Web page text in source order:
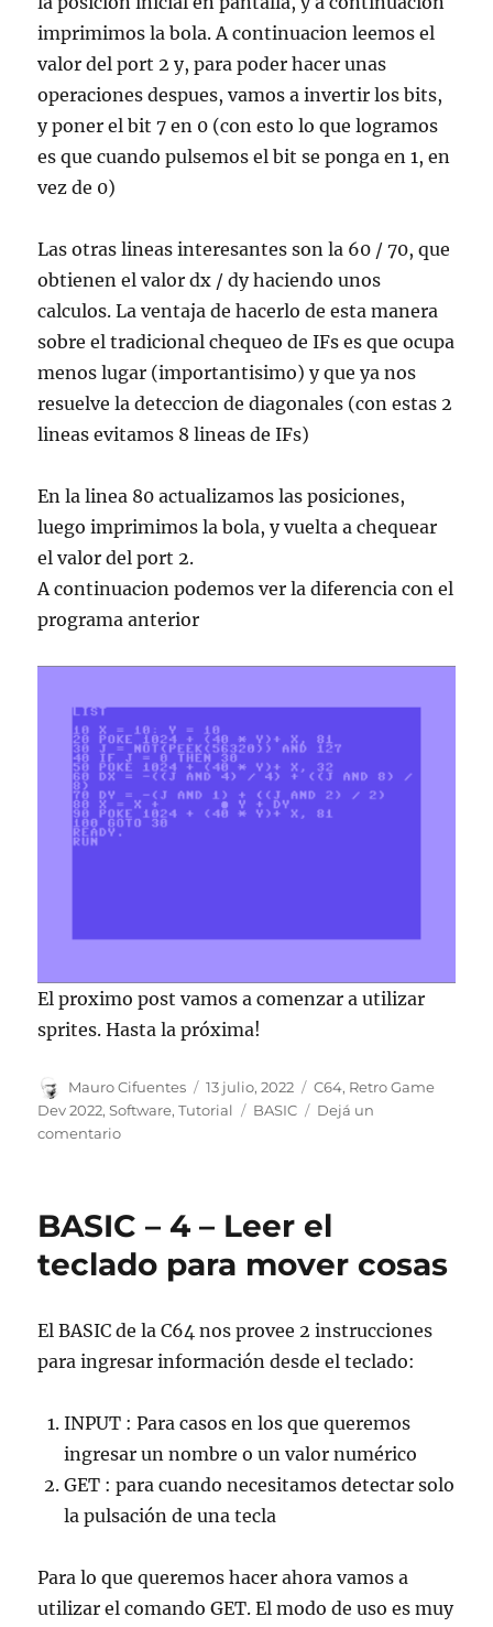
imprimimos la bola. A continuacion leemos el
valor del port 2 y, para poder hacer unas
operaciones despues, vamos a invertir los bits,
y poner el bit 7 en 0 (con esto lo que logramos
es que cuando pulsemos el bit se ponga en 1, en
vez de 0)
Las otras lineas interesantes son la 60 / 70, que
obtienen el valor dx / dy haciendo unos
calculos. La ventaja de hacerlo de esta manera
sobre el tradicional chequeo de IFs es que ocupa
menos lugar (importantisimo) y que ya nos
resuelve la deteccion de diagonales (con estas 2
lineas evitamos 8 lineas de IFs)
En la linea 80 actualizamos las posiciones,
luego imprimimos la bola, y vuelta a chequear
el valor del port 2.
A continuacion podemos ver la diferencia con el
programa anterior
El proximo post vamos a comenzar a utilizar
sprites. Hasta la próxima!
Autor
Mauro Cifuentes
Publicado
el
13 julio, 2022 Categorías
C64, Retro Game
Dev 2022,Software,Tutorial Etiquetas
BASIC
Dejá un
comentarioen
–
Leer
el
mover
objetos
BASIC – 4 – Leer el
teclado para mover cosas
El BASIC de la C64 nos provee 2 instrucciones
para ingresar información desde el teclado:
INPUT : Para casos en los que queremos
ingresar un nombre o un valor numérico
GET : para cuando necesitamos detectar solo
la pulsación de una tecla
Para lo que queremos hacer ahora vamos a
utilizar el comando GET. El modo de uso es muy